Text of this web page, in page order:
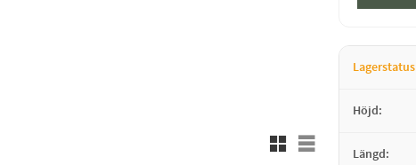
Rutnätsvy
Listvy
Lagerstatus
Höjd
Längd